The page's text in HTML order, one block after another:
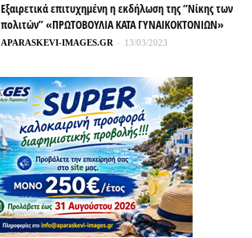
Εξαιρετικά επιτυχημένη η εκδήλωση της “Νίκης των
πολιτών” «ΠΡΩΤΟΒΟΥΛΙΑ ΚΑΤΑ ΓΥΝΑΙΚΟΚΤΟΝΙΩΝ»
APARASKEVI-IMAGES.GR - 13/03/2023